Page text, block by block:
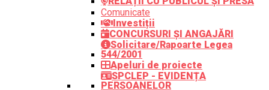
Comunicate
Investiții
CONCURSURI ȘI ANGAJĂRI
Solicitare/Rapoarte Legea
544/2001
Apeluri de proiecte
SPCLEP - EVIDENȚA
PERSOANELOR